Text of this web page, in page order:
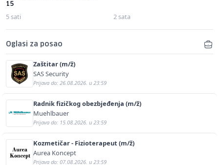
15
5 sati 2 sata
Oglasi za posao
Zaštitar (m/ž)
SAS Security
Prijava do: 26.08.2026. u 23:59
Radnik fizičkog obezbjeđenja (m/ž)
Muehlbauer
Prijava do: 15.08.2026. u 23:59
Kozmetičar - Fizioterapeut (m/ž)
Aurea Koncept
Prijava do: 07.08.2026. u 23:59